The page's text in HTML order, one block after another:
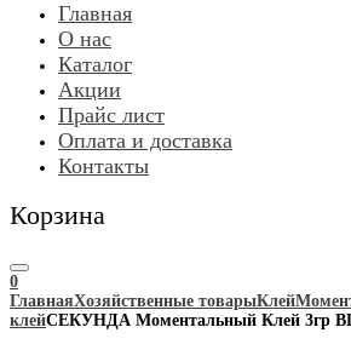
Главная
О нас
Каталог
Акции
Прайс лист
Оплата и доставка
Контакты
Корзина
0
ГлавнаяХозяйственные товарыКлей
клейСЕКУНДА Моментальный Клей 3гр